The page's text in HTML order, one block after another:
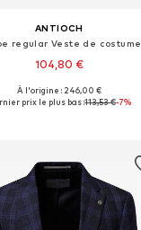
ANTIOCH
regular Veste de costume
104,80 €
disponibles: 46, 48-50, 52-54
À l'origine : 246,00 €
prix le plus bas :113,53 €-7%